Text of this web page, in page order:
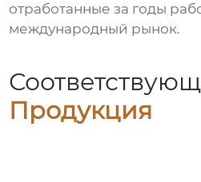
отработанные за годы
международный рынок.
Продукция